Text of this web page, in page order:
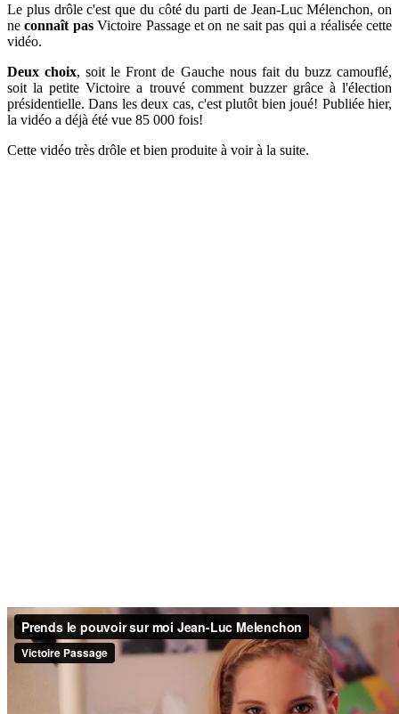
Le plus drôle c'est que du côté du parti de Jean-Luc Mélenchon, on
ne connaît pasVictoire Passage et on ne sait pas qui a réalisée cette
vidéo.
Deux choix, soit le Front de Gauche nous fait du buzz camouflé,
soit la petite Victoire a trouvé comment buzzer grâce à l'élection
présidentielle. Dans les deux cas, c'est plutôt bien joué! Publiée hier,
la vidéo a déjà été vue 85 000 fois!
Cette vidéo très drôle et bien produite à voir à la suite.